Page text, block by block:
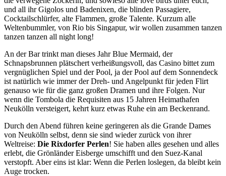
und all ihr Gigolos und Badenixen, die blinden Passagiere,
Cocktailschlürfer, alte Flammen, große Talente. Kurzum alle
Weltenbummler, von Rio bis Singapur, wir wollen zusammen tanzen
tanzen tanzen all night long!
An der Bar trinkt man dieses Jahr Blue Mermaid, der
Schnapsbrunnen plätschert verheißungsvoll, das Casino bittet zum
vergnüglichen Spiel und der Pool, ja der Pool auf dem Sonnendeck
ist natürlich wie immer der Dreh- und Angelpunkt für jeden Flirt
genauso wie für die ganz großen Dramen und ihre Folgen. Nur
wenn die Tombola die Requisiten aus 15 Jahren Heimathafen
Neukölln versteigert, kehrt kurz etwas Ruhe ein am Beckenrand.
Durch den Abend führen keine geringeren als die Grande Dames
von Neukölln selbst, denn sie sind wieder zurück von ihrer
Weltreise: Die Rixdorfer Perlen! Sie haben alles gesehen und alles
erlebt, die Grönländer Eisberge umschifft und den Suez-Kanal
verstopft. Aber eins ist klar: Wenn die Perlen loslegen, da bleibt kein
Auge trocken.